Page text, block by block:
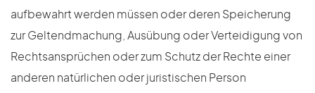
aufbewahrt werden müssen oder deren Speicherung
zur Geltendmachung, Ausübung oder Verteidigung von
Rechtsansprüchen oder zum Schutz der Rechte einer
anderen natürlichen oder juristischen Person